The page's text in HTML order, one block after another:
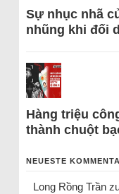
Sự nhục nhã
nhũng khi đối
Hàng triệu
thành chuột
NEUESTE
Long Rồng Trần